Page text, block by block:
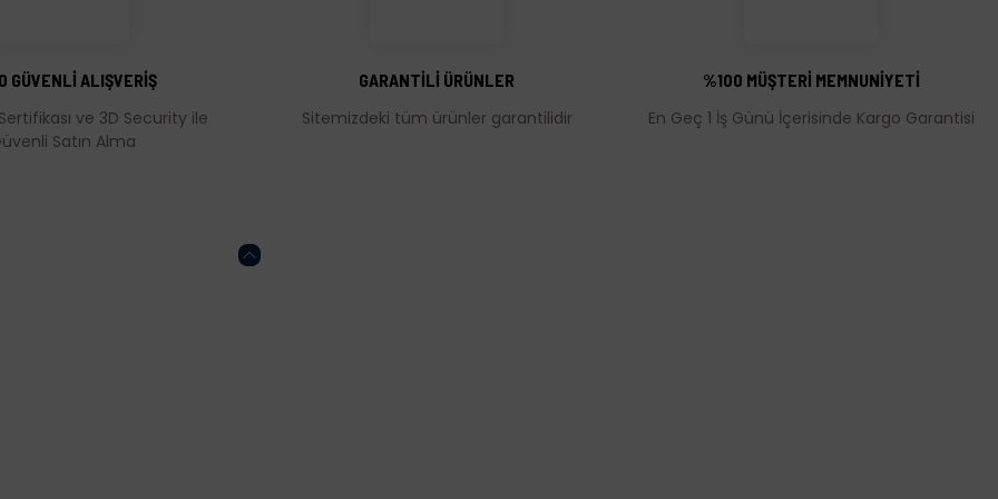
GÜVENLİ ALIŞVERİŞ
ve 3D Security ile
Satın Alma
GARANTİLİ ÜRÜNLER
Sitemizdeki tüm ürünler garantilidir
%100 MÜŞTERİ MEMNUNİYETİ
En Geç 1 İş Günü İçerisinde Kargo Garantisi